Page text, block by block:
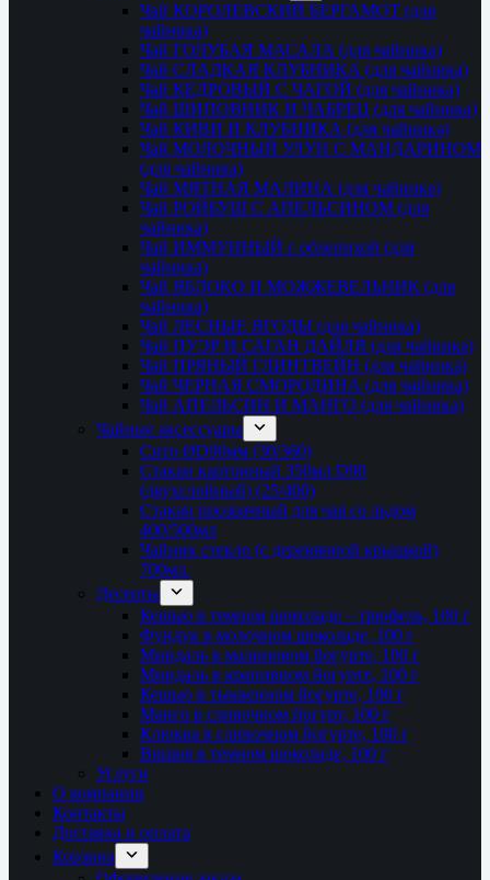
Чай КОРОЛЕВСКИЙ БЕРГАМОТ (для
чайника)
Чай ГОЛУБАЯ МАСАЛА (для чайника)
Чай СЛАДКАЯ КЛУБНИКА (для чайника)
Чай КЕДРОВЫЙ С ЧАГОЙ (для чайника)
Чай ШИПОВНИК И ЧАБРЕЦ (для чайника)
Чай КИВИ И КЛУБНИКА (для чайника)
Чай МОЛОЧНЫЙ УЛУН С МАНДАРИНОМ
(для чайника)
Чай МЯТНАЯ МАЛИНА (для чайника)
Чай РОЙБУШ С АПЕЛЬСИНОМ (для
чайника)
Чай ИММУННЫЙ с облепихой (для
чайника)
Чай ЯБЛОКО И МОЖЖЕВЕЛЬНИК (для
чайника)
Чай ЛЕСНЫЕ ЯГОДЫ (для чайника)
Чай ПУЭР И САГАН ДАЙЛЯ (для чайника)
Чай ПРЯНЫЙ ГЛИНТВЕЙН (для чайника)
Чай ЧЕРНАЯ СМОРОДИНА (для чайника)
Чай АПЕЛЬСИН И МАНГО (для чайника)
Чайные аксессуары
Сито ØD90мм (30/360)
Стакан картонный 350мл D90
(двухслойный) (25/400)
Стакан прозрачный для чая со льдом
400/500мл
Чайник стекло (с деревянной крышкой)
700мл.
Десерты
Кешью в темном шоколаде – трюфель, 100 г
Фундук в молочном шоколаде, 100 г
Миндаль в малиновом йогурте, 100 г
Миндаль в крапивном йогурте, 100 г
Кешью в тыквенном йогурте, 100 г
Манго в сливочном йогурт, 100 г
Клюква в сливочном йогурте, 100 г
Вишня в темном шоколаде, 100 г
Услуги
О компании
Контакты
Доставка и оплата
Корзина